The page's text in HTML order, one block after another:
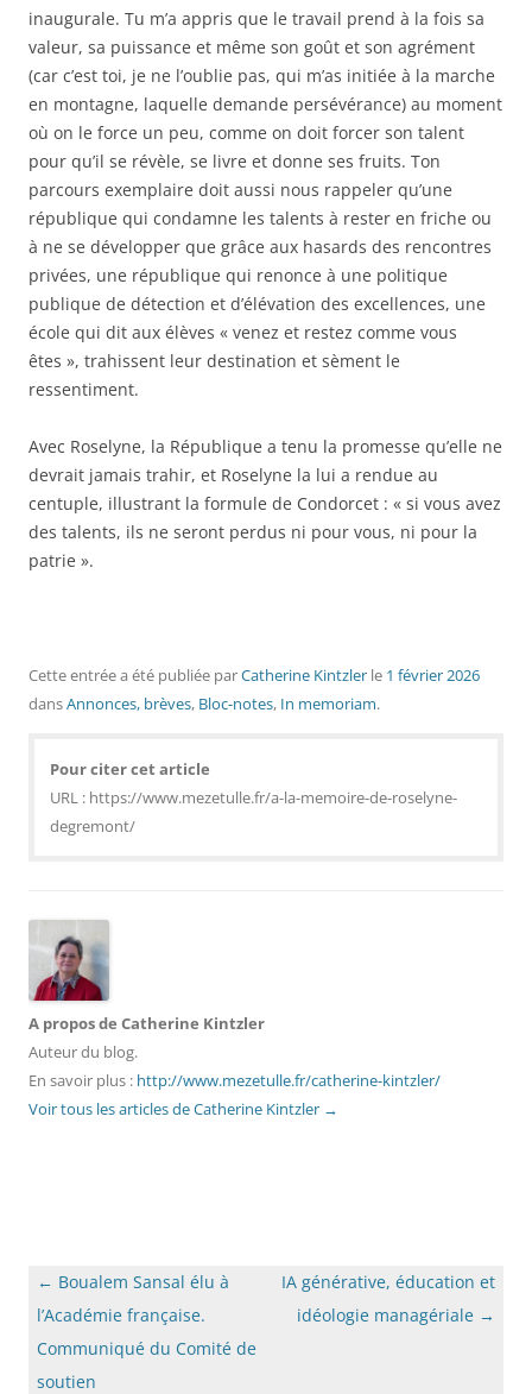
inaugurale. Tu m’a appris que le travail prend à la fois sa
valeur, sa puissance et même son goût et son agrément
(car c’est toi, je ne l’oublie pas, qui m’as initiée à la marche
en montagne, laquelle demande persévérance) au moment
où on le force un peu, comme on doit forcer son talent
pour qu’il se révèle, se livre et donne ses fruits. Ton
parcours exemplaire doit aussi nous rappeler qu’une
république qui condamne les talents à rester en friche ou
à ne se développer que grâce aux hasards des rencontres
privées, une république qui renonce à une politique
publique de détection et d’élévation des excellences, une
école qui dit aux élèves « venez et restez comme vous
êtes », trahissent leur destination et sèment le
ressentiment.
Avec Roselyne, la République a tenu la promesse qu’elle ne
devrait jamais trahir, et Roselyne la lui a rendue au
centuple, illustrant la formule de Condorcet : « si vous avez
des talents, ils ne seront perdus ni pour vous, ni pour la
patrie ».
Cette entrée a été publiée parCatherine Kintzler le 1 février 2026
dansAnnonces, brèves, Bloc-notes, In memoriam.
Pour citer cet article
URL : https://www.mezetulle.fr/a-la-memoire-de-roselyne-
degremont/
A propos de Catherine Kintzler
Auteur du blog.
En savoir plus : http://www.mezetulle.fr/catherine-kintzler/
Voir tous les articles de Catherine Kintzler →
Navigation
des
articles
← Boualem Sansal élu à
l’Académie française.
Communiqué du Comité de
soutien
IA générative, éducation et
idéologie managériale →